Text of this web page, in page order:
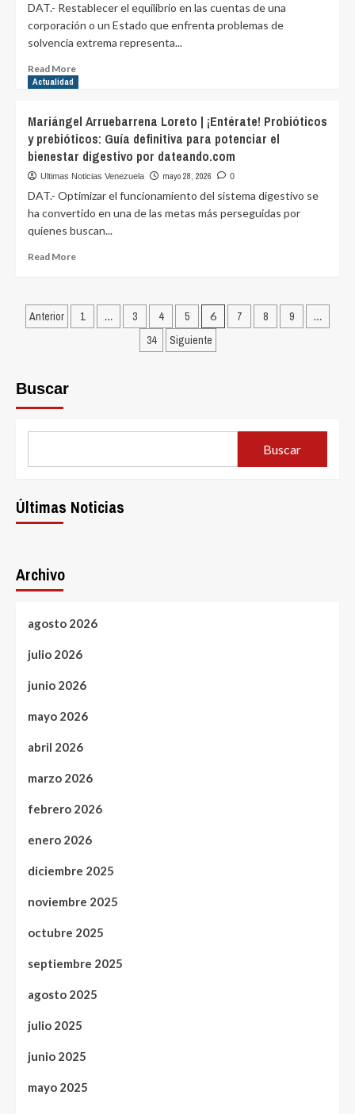
Internacional
de
Seguros
su
‘Plan
Incentivos
2026’
Barinas
por
dateando.com
DAT.- Restablecer el equilibrio en las cuentas de una
corporación o un Estado que enfrenta problemas de
solvencia extrema representa...
Read MoreRead
Alessandro
Cestari
Infantini
|
financiero:
¡Estrategias
de
salvan
corporaciones
Actualidad
Mariángel Arruebarrena Loreto | ¡Entérate! Probióticos
y prebióticos: Guía definitiva para potenciar el
bienestar digestivo por dateando.com
Ultimas Noticias Venezuela mayo 28, 2026 0
DAT.- Optimizar el funcionamiento del sistema digestivo se
ha convertido en una de las metas más perseguidas por
quienes buscan...
Read MoreRead
Arruebarrena
Loreto
definitiva
potenciar
digestivo
Posts
Anterior 1 … 3 4 5 6 7 8 9 …
34 Siguiente
Buscar
Buscar
Últimas Noticias
Archivo
agosto 2026
julio 2026
junio 2026
mayo 2026
abril 2026
marzo 2026
febrero 2026
enero 2026
diciembre 2025
noviembre 2025
octubre 2025
septiembre 2025
agosto 2025
julio 2025
junio 2025
mayo 2025